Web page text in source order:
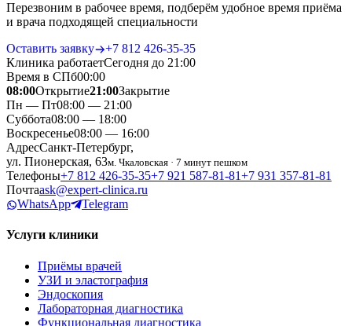
Перезвоним в рабочее время, подберём удобное время приёма
и врача подходящей специальности
Оставить заявку
+7 812 426‑35‑35
Клиника работаетСегодня до 21:00
Время в СПб00:00
08:00Открытие21:00Закрытие
Пн — Пт08:00 — 21:00
Суббота08:00 — 18:00
Воскресенье08:00 — 16:00
АдресСанкт-Петербург,
ул. Пионерская, 63м. Чкаловская · 7 минут пешком
Телефоны+7 812 426‑35‑35+7 921 587‑81‑81+7 931 357‑81‑81
Почтаask@expert-clinica.ru
WhatsApp
Telegram
Услуги клиники
Приёмы врачей
УЗИ и эластография
Эндоскопия
Лабораторная диагностика
Функциональная диагностика